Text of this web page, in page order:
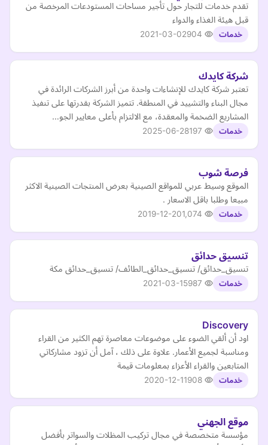
تقدم خدمات للتجار حول تأجير مساحات المستودعات المرخصة من
قبل هيئة الغذاء والدواء
خدمات 2021-03-02
شركة كايدك
تعتبر شركة كايدك للإنشاءات واحدة من أبرز الشركات الرائدة في
مجال البناء والتشييد في المنطقة. تتميز الشركة بقدرتها على تنفيذ
المشاريع الضخمة والمعقدة، مع الالتزام بأعلى معايير الجو…
خدمات 2025-06-28
فرصة شوب
الموقع وسيط عربي للمواقع الصينية بعرض المنتجات الصينية الاكثر
مبيعا وطلبا باقل الاسعار .
خدمات 2019-12-20
تنسيق حدائق
تنسيق_حدائق/ تنسيق_حدائق_الطائف/ تنسيق_حدائق مكة
خدمات 2021-03-15
Discovery
اود أن ألقي الضوء على موضوعات معاصرة تهم الكثير من القراء
ومناسبة لجميع الأعمار. علاوة على ذلك ، آمل أن تزود مشاركاتي
المتابعين والقراء الأعزاء بمعلومات قيمة
خدمات 2020-12-11
موقع الجهني
مؤسسة متخصصة في مجال تركيب المظلات والسواتر بأفضل